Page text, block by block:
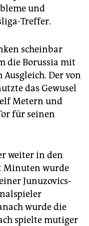
und
Treffer.
scheinbar
die Borussia mit
Ausgleich. Der von
das Gewusel
Metern und
für seinen
weiter in den
Minuten wurde
Junuzovics-
wurde die
spielte mutiger